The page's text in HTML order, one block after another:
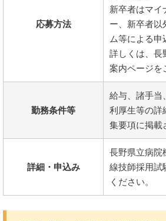
応募方法
新卒者はマイ
ー、新卒者以
ム等による申
詳しくは、長
案内ページを
勤務条件等
給与、諸手当
利厚生等の詳
集要項に掲載
詳細・申込み
長野県立病院
線技師採用試
ください。